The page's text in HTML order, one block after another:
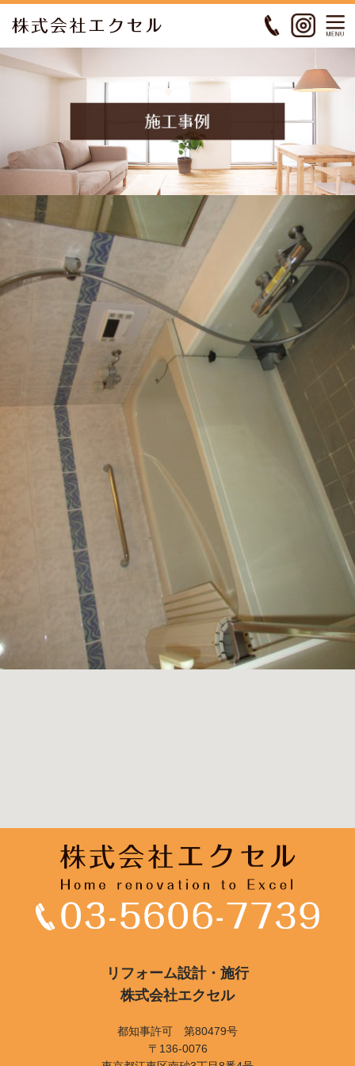
リフォーム設計・施行
株式会社エクセル
都知事許可 第80479号
〒136-0076